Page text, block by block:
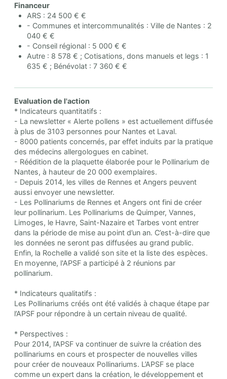
Financeur
ARS : 24 500 € €
- Communes et intercommunalités : Ville de Nantes : 2
040 € €
- Conseil régional : 5 000 € €
Autre : 8 578 € ; Cotisations, dons manuels et legs : 1
635 € ; Bénévolat : 7 360 € €
Evaluation de l'action
* Indicateurs quantitatifs :
- La newsletter « Alerte pollens » est actuellement diffusée
à plus de 3103 personnes pour Nantes et Laval.
- 8000 patients concernés, par effet induits par la pratique
des médecins allergologues en cabinet.
- Réédition de la plaquette élaborée pour le Pollinarium de
Nantes, à hauteur de 20 000 exemplaires.
- Depuis 2014, les villes de Rennes et Angers peuvent
aussi envoyer une newsletter.
- Les Pollinariums de Rennes et Angers ont fini de créer
leur pollinarium. Les Pollinariums de Quimper, Vannes,
Limoges, le Havre, Saint-Nazaire et Tarbes vont entrer
dans la période de mise au point d’un an. C’est-à-dire que
les données ne seront pas diffusées au grand public.
Enfin, la Rochelle a validé son site et la liste des espèces.
En moyenne, l'APSF a participé à 2 réunions par
pollinarium.
* Indicateurs qualitatifs :
Les Pollinariums créés ont été validés à chaque étape par
l’APSF pour répondre à un certain niveau de qualité.
* Perspectives :
Pour 2014, l’APSF va continuer de suivre la création des
pollinariums en cours et prospecter de nouvelles villes
pour créer de nouveaux Pollinariums. L’APSF se place
comme un expert dans la création, le développement et